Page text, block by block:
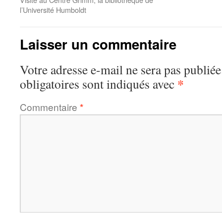
l’Université Humboldt
Laisser un commentaire
Votre adresse e-mail ne sera pas
obligatoires sont indiqués avec *
Commentaire *